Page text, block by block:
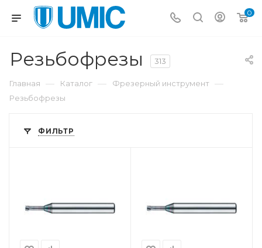
0
Резьбофрезы 313
Главная — Каталог — Фрезерный инструмент —
Резьбофрезы
ФИЛЬТР